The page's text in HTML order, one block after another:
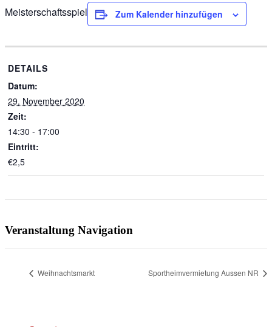
Meisterschaftsspiel Zum Kalender hinzufügen
DETAILS
Datum:
29. November 2020
Zeit:
14:30 - 17:00
Eintritt:
€2,5
Veranstaltung Navigation
Weihnachtsmarkt Sportheimvermietung Aussen NR